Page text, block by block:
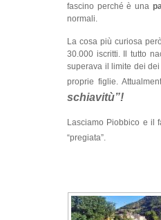
fascino perché è una
normali.
La cosa più curiosa
30.000 iscritti. Il tutto
superava il limite dei
proprie figlie.
schiavitù”!
Lasciamo Piobbico e il
“pregiata”.